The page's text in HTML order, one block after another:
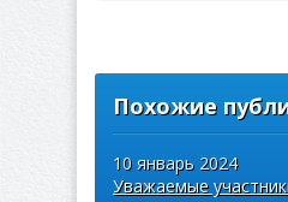
Похожие
10 январь 2024
Уважаемые